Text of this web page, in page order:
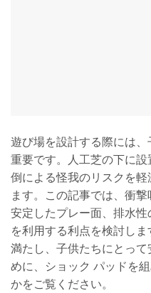
遊び場を設計する際には
重要です。人工芝の下に
倒による怪我のリスクを
ます。この記事では、衝撃
安定したプレー面、排水
を利用する利点を検討し
満たし、子供たちにとっ
めに、ショック パッドを
かをご覧ください。